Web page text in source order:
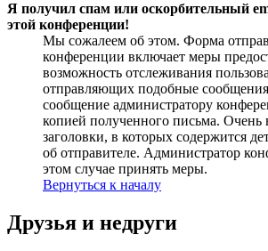
Я получил спам или оскорбительный
этой конференции!
Мы сожалеем об этом. Форма
конференции включает меры
возможность отслеживания
отправляющих подобные
сообщение администратору
копией полученного письма. Очень
заголовки, в которых содержится
об отправителе. Администратор
этом случае принять меры.
Вернуться к началу
Друзья и недруги